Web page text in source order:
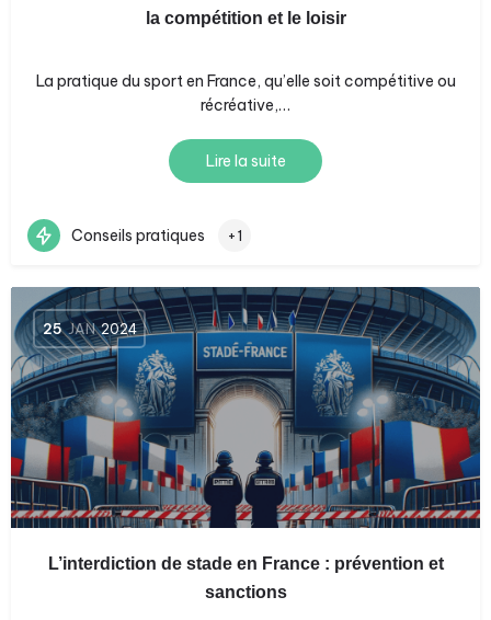
la compétition et le loisir
La pratique du sport en France, qu’elle soit compétitive ou
récréative,…
Lire la suite
Conseils pratiques +1
25 JAN 2024
L’interdiction de stade en France : prévention et
sanctions